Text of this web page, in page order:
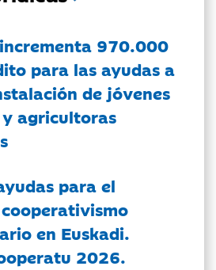
970.000
para las ayudas a
de jóvenes
agricultoras
para el
en Euskadi.
2026.